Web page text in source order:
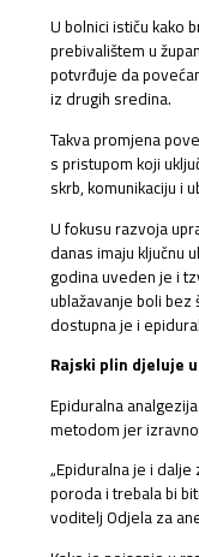
U bolnici ističu kako
prebivalištem u
potvrđuje da
iz drugih sredina.
Takva promjena
s pristupom koji
skrb, komunikaciju i
U fokusu razvoja
danas imaju ključnu
godina uveden je i
ublažavanje boli bez
dostupna je i
Rajski plin djeluje
Epiduralna
metodom jer
„Epiduralna je i
poroda i trebala bi
voditelj Odjela za